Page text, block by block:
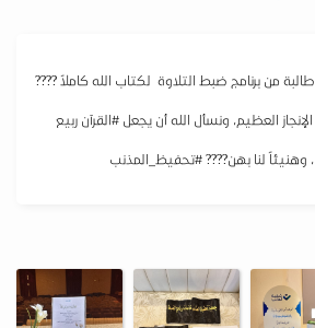
‏نزفّ إليكم بشرى ختم 12 طالبة من برنامج ضبط التلاوة لكتاب الله كاملاً ????
‏نبارك لهن ولـوالديهن هذا الإنجاز العظيم، ونسأل الله أن يجعل ⁧‫#القرآن‬⁩ ربيع